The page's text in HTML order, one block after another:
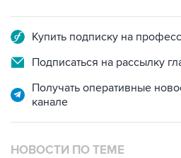
Купить подписку на
Подписаться на рассылку
Получать оперативные
канале
НОВОСТИ ПО ТЕМЕ